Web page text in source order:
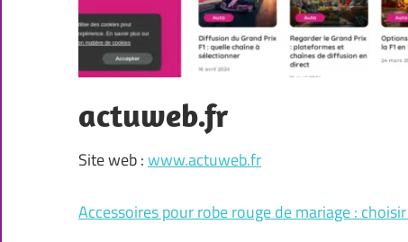
actuweb.fr
Site web :www.actuweb.fr
Accessoires pour robe rouge de mariage :